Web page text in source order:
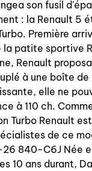
We advise to
on thread.
Sending
guarantee
son fusil
: la Renault 5
Première
patite sportive
Renault
à une boîte
elle ne
à 110 ch.
Turbo Renault
de ce
840-C6J Née
10 ans durant,